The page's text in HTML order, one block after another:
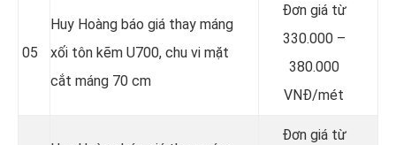
05
Huy Hoàng báo giá thay máng
xối tôn kẽm U700, chu vi mặt
cắt máng 70 cm
Đơn giá từ
330.000 –
380.000
VNĐ/mét
Đơn giá từ